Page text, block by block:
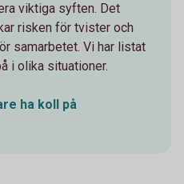
viktiga syften. Det
risken för tvister och
samarbetet. Vi har listat
i olika situationer.
ha koll på